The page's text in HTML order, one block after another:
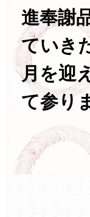
進奉謝
ていき
月を迎
て参り